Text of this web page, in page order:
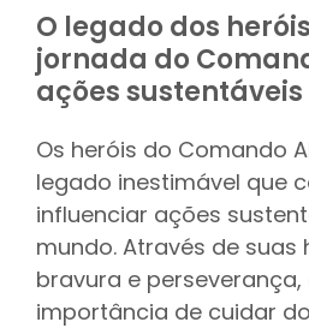
O legado dos
jornada do
ações sustentáveis
Os heróis do Comando
legado inestimável que
influenciar ações
mundo. Através de suas
bravura e perseverança,
importância de cuidar